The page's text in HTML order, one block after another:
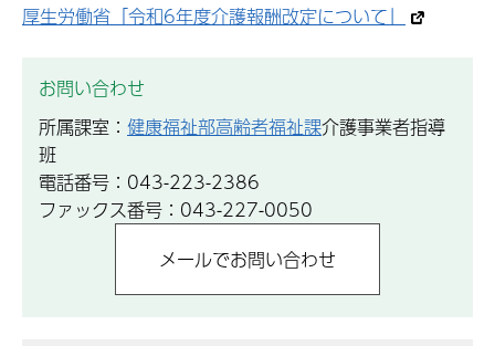
厚生労働省「令和6年度介護報酬改定について」
お問い合わせ
所属課室： 健康福祉部高齢者福祉課介護事業者指導
班
電話番号：043-223-2386
ファックス番号：043-227-0050